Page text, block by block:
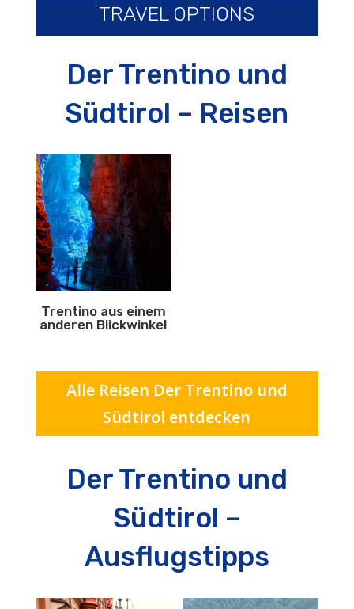
TRAVEL OPTIONS
Der Trentino und
Südtirol – Reisen
Trentino aus einem
anderen Blickwinkel
Alle Reisen Der Trentino und
Südtirol entdecken
Der Trentino und
Südtirol –
Ausflugstipps